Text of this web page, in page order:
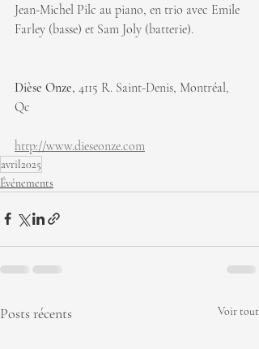
Jean-Michel Pilc au piano, en trio avec Emile
Farley (basse) et Sam Joly (batterie).
Dièse Onze, 4115 R. Saint-Denis, Montréal,
Qc
http://www.dieseonze.com
avril2025
Événements
Posts récents Voir tout